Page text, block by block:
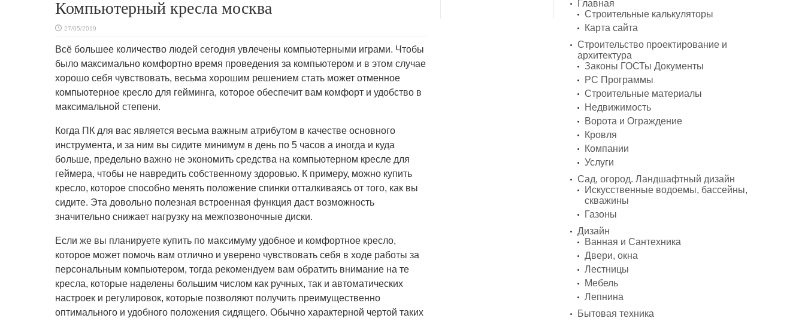
Компьютерный кресла москва
27/05/2019
Всё большее количество людей сегодня увлечены компьютерными играми. Чтобы
было максимально комфортно время проведения за компьютером и в этом случае
хорошо себя чувствовать, весьма хорошим решением стать может отменное
компьютерное кресло для гейминга, которое обеспечит вам комфорт и удобство в
максимальной степени.
Когда ПК для вас является весьма важным атрибутом в качестве основного
инструмента, и за ним вы сидите минимум в день по 5 часов а иногда и куда
больше, предельно важно не экономить средства на компьютерном кресле для
геймера, чтобы не навредить собственному здоровью. К примеру, можно купить
кресло, которое способно менять положение спинки отталкиваясь от того, как вы
сидите. Эта довольно полезная встроенная функция даст возможность
значительно снижает нагрузку на межпозвоночные диски.
Если же вы планируете купить по максимуму удобное и комфортное кресло,
которое может помочь вам отлично и уверено чувствовать себя в ходе работы за
персональным компьютером, тогда рекомендуем вам обратить внимание на те
кресла, которые наделены большим числом как ручных, так и автоматических
настроек и регулировок, которые позволяют получить преимущественно
оптимального и удобного положения сидящего. Обычно характерной чертой таких
Главная
Строительные калькуляторы
Карта сайта
Строительство проектирование и
архитектура
Законы ГОСТы Документы
PC Программы
Строительные материалы
Недвижимость
Ворота и Ограждение
Кровля
Компании
Услуги
Сад, огород. Ландшафтный дизайн
Искусственные водоемы, бассейны,
скважины
Газоны
Дизайн
Ванная и Сантехника
Двери, окна
Лестницы
Мебель
Лепнина
Бытовая техника